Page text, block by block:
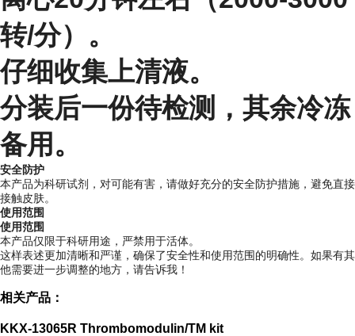
转/分）。
仔细收集上清液。
分装后一份待检测，其余冷冻
备用。
安全防护
本产品为科研试剂，对可能有害，请做好充分的安全防护措施，避免直接
接触皮肤。
使用范围
使用范围
本产品仅限于科研用途，严禁用于活体。
这样表述更加清晰和严谨，确保了安全性和使用范围的明确性。如果有其
他需要进一步调整的地方，请告诉我！
相关产品：
KKX-13065R Thrombomodulin/TM kit